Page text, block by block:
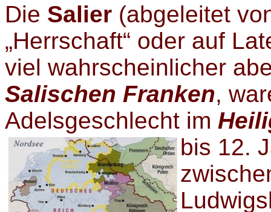
Die Salier (abgeleitet
„Herrschaft“ oder auf
viel wahrscheinlicher
Salischen Franken,
Adelsgeschlecht im
bis 12.